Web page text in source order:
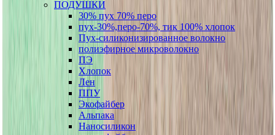
ПОДУШКИ
30% пух 70% перо
пух-30%,перо-70%, тик 100% хлопок
Пух-силиконизированное волокно
полиэфирное микроволокно
ПЭ
Хлопок
Лен
ППУ
Экофайбер
Альпака
Наносиликон